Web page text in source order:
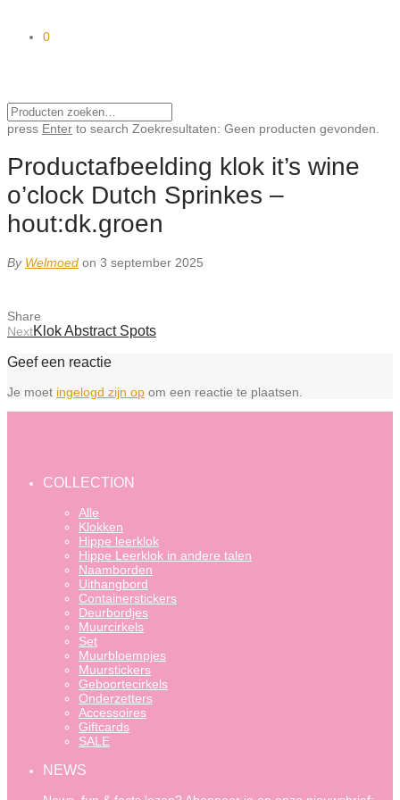
0
press Enter to search Zoekresultaten: Geen producten gevonden.
Productafbeelding klok it’s wine
o’clock Dutch Sprinkes –
hout:dk.groen
By Welmoed on 3 september 2025
Share
NextKlok Abstract Spots
Geef een reactie
Je moet ingelogd zijn op om een reactie te plaatsen.
COLLECTION
Alle
Klokken
Hippe leerklok
Hippe Leerklok in andere talen
Naamborden
Uithangbord
Containerstickers
Deurbordjes
Muurcirkels
Set
Muurbloempjes
Muurstickers
Geboortecirkels
Onderzetters
Accessoires
Giftcards
SALE
NEWS